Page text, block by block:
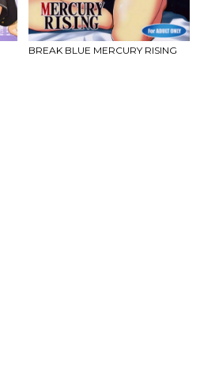
BREAK BLUE MERCURY RISING